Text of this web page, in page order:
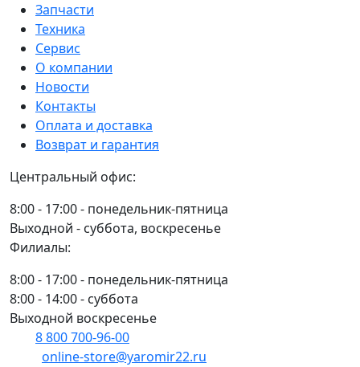
Запчасти
Техника
Сервис
О компании
Новости
Контакты
Оплата и доставка
Возврат и гарантия
Центральный офис:
8:00 - 17:00 - понедельник-пятница
Выходной - суббота, воскресенье
Филиалы:
8:00 - 17:00 - понедельник-пятница
8:00 - 14:00 - суббота
Выходной воскресенье
8 800 700-96-00
online-store@yaromir22.ru